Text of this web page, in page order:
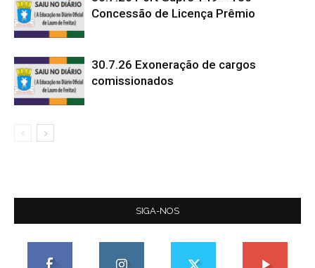
Concessão de Licença Prêmio
30.7.26 Exoneração de cargos
comissionados
SIGA-NOS